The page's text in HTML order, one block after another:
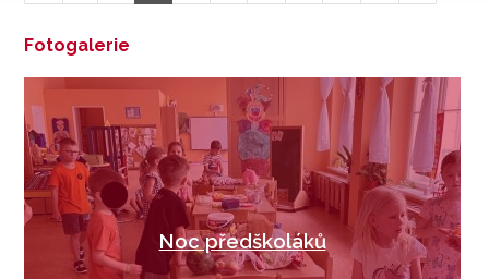
Fotogalerie
Noc předškoláků